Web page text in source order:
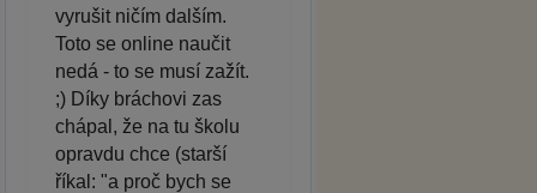
vyrušit ničím dalším.
Toto se online naučit
nedá - to se musí zažít.
;) Díky bráchovi zas
chápal, že na tu školu
opravdu chce (starší
říkal: "a proč bych se